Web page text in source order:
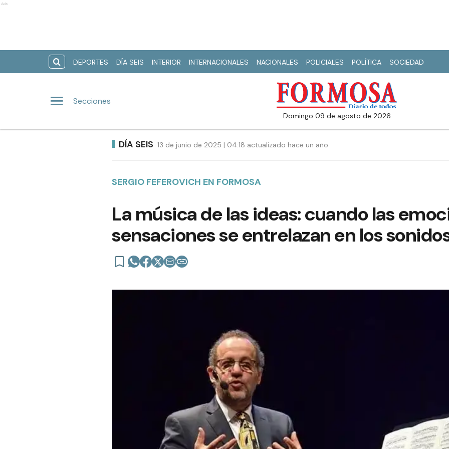
Ads
DEPORTES DÍA SEIS INTERIOR INTERNACIONALES NACIONALES POLICIALES POLÍTICA SOCIEDAD
Secciones
domingo 09 de agosto de 2026
DÍA SEIS 13 de junio de 2025 | 04:18 actualizado hace un año
SERGIO FEFEROVICH EN FORMOSA
La música de las ideas: cuando las
sensaciones se entrelazan en los